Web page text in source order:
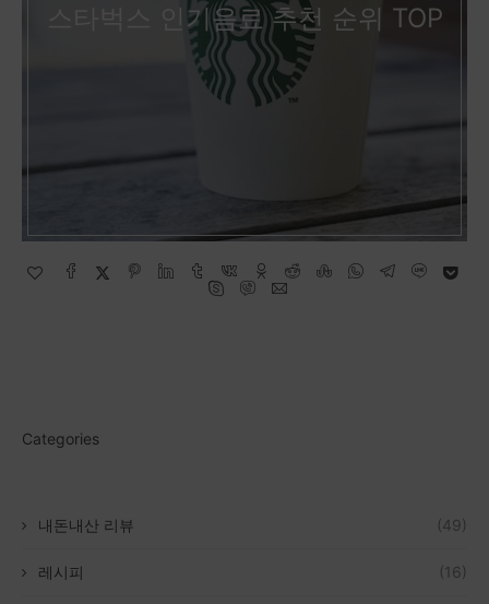
스타벅스 인기음료 추천 순위 TOP
Categories
내돈내산 리뷰 (49)
레시피 (16)